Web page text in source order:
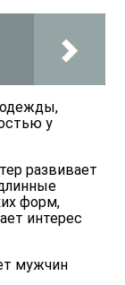
одежды,
у
развивает
форм,
интерес
мужчин